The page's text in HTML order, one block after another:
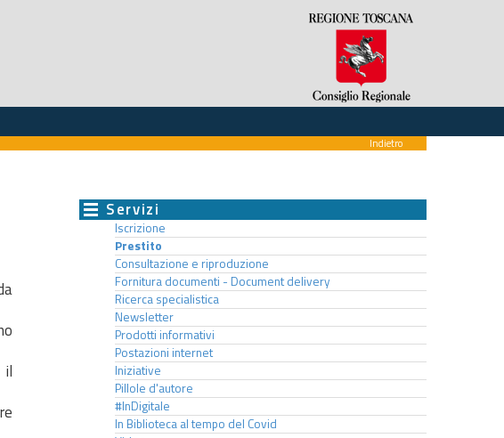
Indietro
il
Servizi
Iscrizione
Prestito
Consultazione e riproduzione
Fornitura documenti - Document delivery
Ricerca specialistica
Newsletter
Prodotti informativi
Postazioni internet
Iniziative
Pillole d'autore
#InDigitale
In Biblioteca al tempo del Covid